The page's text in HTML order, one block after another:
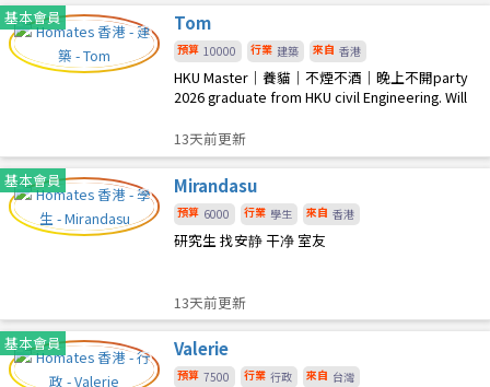
基本會員
Tom
預算 10000 行業 建築 來自 香港
HKU Master｜養貓｜不煙不酒｜晚上不開party
2026 graduate from HKU civil Engineering. Will
13天前更新
基本會員
Mirandasu
預算 6000 行業 學生 來自 香港
研究生 找安静 干净 室友
13天前更新
基本會員
Valerie
預算 7500 行業 行政 來自 台灣